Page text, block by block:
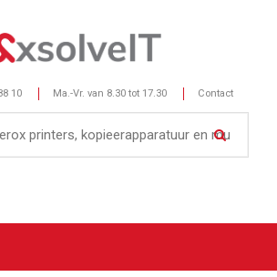
10 Ma.-Vr. van 8.30 tot 17.30 Contact